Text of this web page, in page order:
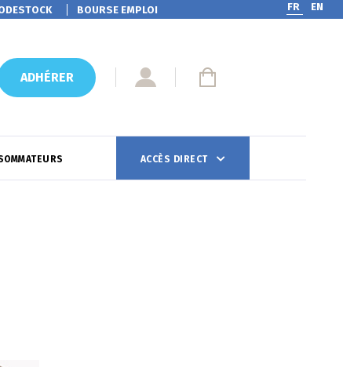
BOURSE EMPLOI FR EN
ADHÉRER
ACCÈS DIRECT